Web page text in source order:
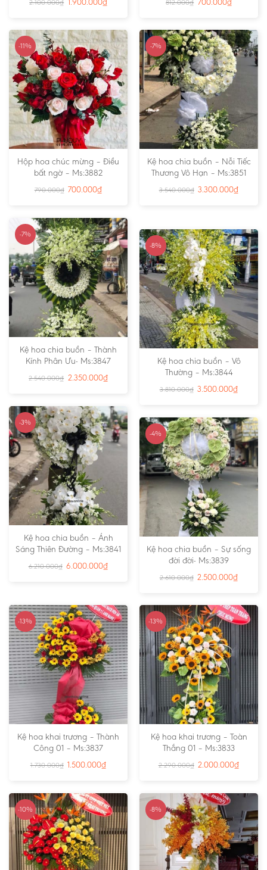
2.100.000₫ 1.900.000₫ 812.000₫ 700.000₫
-11%
Hộp hoa chúc mừng – Điều
bất ngờ – Ms:3882
790.000₫ 700.000₫
-7%
Kệ hoa chia buồn – Nỗi Tiếc
Thương Vô Hạn – Ms:3851
3.540.000₫ 3.300.000₫
-7%
Kệ hoa chia buồn – Thành
Kính Phân Ưu- Ms:3847
2.540.000₫ 2.350.000₫
-8%
Kệ hoa chia buồn – Vô
Thường – Ms:3844
3.810.000₫ 3.500.000₫
-3%
Kệ hoa chia buồn – Ánh
Sáng Thiên Đường – Ms:3841
6.210.000₫ 6.000.000₫
-4%
Kệ hoa chia buồn – Sự sống
đời đời- Ms:3839
2.610.000₫ 2.500.000₫
-13%
Kệ hoa khai trương – Thành
Công 01 – Ms:3837
1.730.000₫ 1.500.000₫
-13%
Kệ hoa khai trương – Toàn
Thắng 01 – Ms:3833
2.290.000₫ 2.000.000₫
-10% -8%